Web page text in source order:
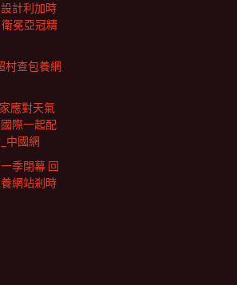
計利加時
冕亞冠精
村查包養網
應對天氣
際一起配
中國網
季閉幕 回
網站剎時